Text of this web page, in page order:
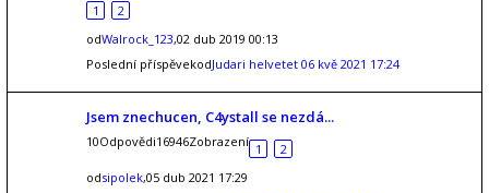
1
2
odWalrock_123,02 dub 2019 00:13
Poslední příspěvekodJudari helvetet 06 kvě 2021 17:24
Jsem znechucen, C4ystall se nezdá...
10Odpovědi16946Zobrazení 1
2
odsipolek,05 dub 2021 17:29